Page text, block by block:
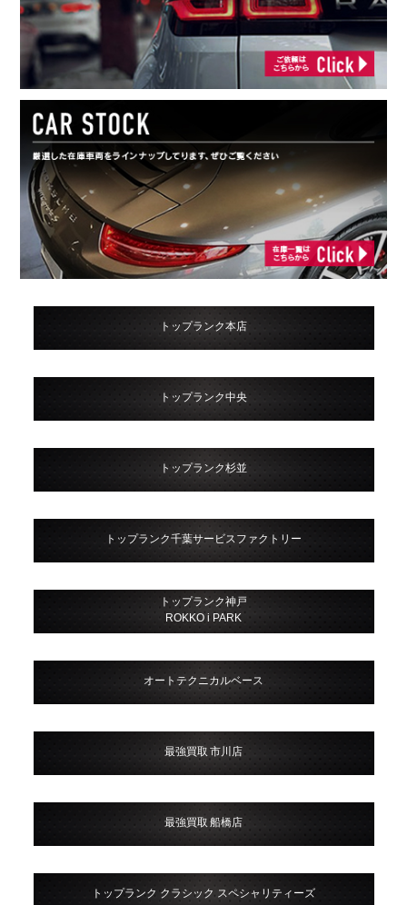
トップランク本店
トップランク中央
トップランク杉並
トップランク千葉サービスファクトリー
トップランク神戸
ROKKO i PARK
オートテクニカルベース
最強買取 市川店
最強買取 船橋店
トップランク クラシック スペシャリティーズ